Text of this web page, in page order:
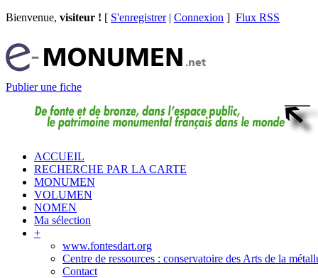
Bienvenue, visiteur ! [ S'enregistrer| Connexion ] Flux RSS
Publier une fiche
ACCUEIL
RECHERCHE PAR LA CARTE
MONUMEN
VOLUMEN
NOMEN
Ma sélection
+
www.fontesdart.org
Centre de ressources : conservatoire des Arts de la
Contact